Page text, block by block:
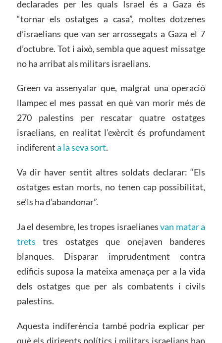
declarades per les quals Israel és a Gaza és
“tornar els ostatges a casa”, moltes dotzenes
d’israelians que van ser arrossegats a Gaza el 7
d’octubre. Tot i això, sembla que aquest missatge
no ha arribat als militars israelians.
Green va assenyalar que, malgrat una operació
llampec el mes passat en què van morir més de
270 palestins per rescatar quatre ostatges
israelians, en realitat l’exèrcit és profundament
indiferenta la seva sort.
Va dir haver sentit altres soldats declarar: “Els
ostatges estan morts, no tenen cap possibilitat,
se’ls ha d’abandonar”.
Ja el desembre, les tropes israelianesvan matar a
trets tres ostatges que onejaven banderes
blanques. Disparar imprudentment contra
edificis suposa la mateixa amenaça per a la vida
dels ostatges que per als combatents i civils
palestins.
Aquesta indiferència també podria explicar per
què els dirigents polítics i militars israelians han